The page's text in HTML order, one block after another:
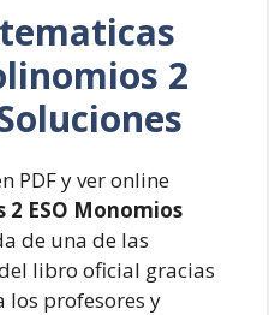
2
PDF y ver online
ESO Monomios
de una de las
libro oficial gracias
profesores y